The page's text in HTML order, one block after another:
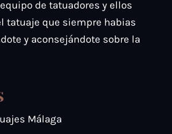
de tatuadores y ellos
tatuaje que siempre habias
y aconsejándote sobre la
Málaga